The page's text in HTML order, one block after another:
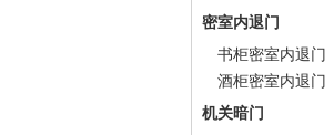
密室内退门
书柜密室内退门
酒柜密室内退门
机关暗门